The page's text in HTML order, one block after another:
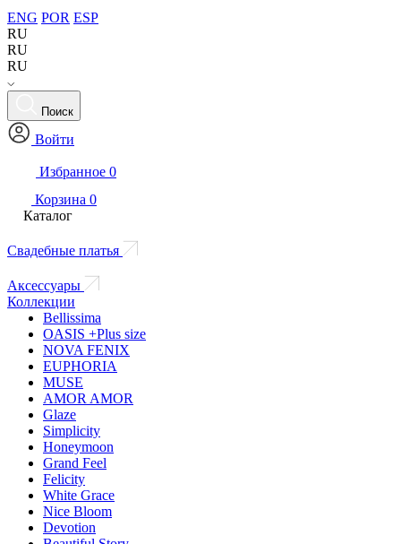
ENG POR ESP
RU
RU
RU
Поиск
Войти
Избранное 0
Корзина 0
Каталог
Свадебные платья
Аксессуары
Коллекции
Bellissima
OASIS +Plus size
NOVA FENIX
EUPHORIA
MUSE
AMOR AMOR
Glaze
Simplicity
Honeymoon
Grand Feel
Felicity
White Grace
Nice Bloom
Devotion